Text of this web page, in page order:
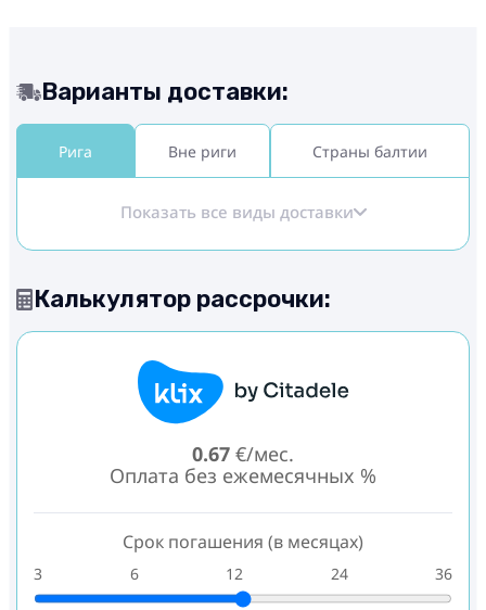
Варианты доставки:
Рига Вне риги Страны балтии
Показать все виды доставки
Калькулятор рассрочки:
0.67 €/мес.
Оплата без ежемесячных %
Срок погашения (в месяцах)
3 6 12 24 36